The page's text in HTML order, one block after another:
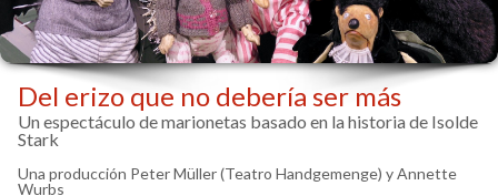
Del erizo que no debería ser más
Un espectáculo de marionetas basado en la historia de Isolde
Stark
Una producción Peter Müller (Teatro Handgemenge) y Annette
Wurbs